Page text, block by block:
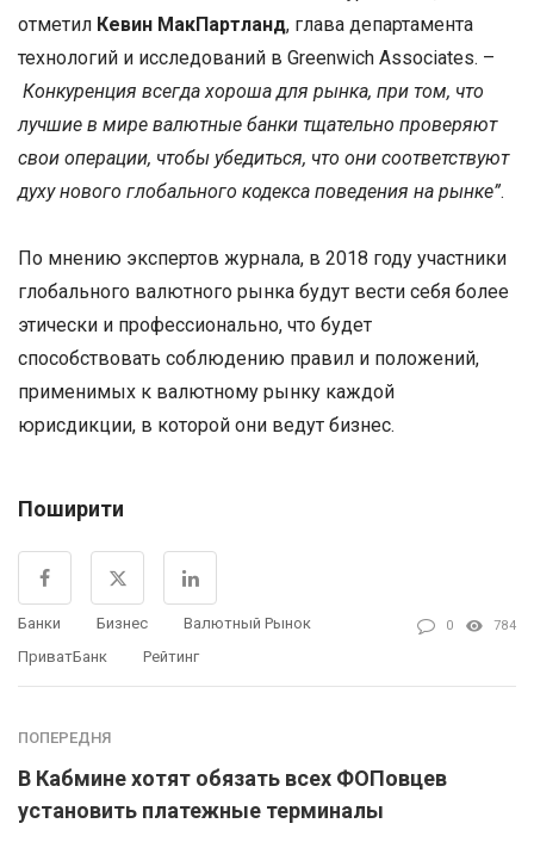
отметил Кевин МакПартланд, глава департамента
технологий и исследований в Greenwich Associates. –
Конкуренция всегда хороша для рынка, при том, что
лучшие в мире валютные банки тщательно проверяют
свои операции, чтобы убедиться, что они соответствуют
духу нового глобального кодекса поведения на рынке”.
По мнению экспертов журнала, в 2018 году участники
глобального валютного рынка будут вести себя более
этически и профессионально, что будет
способствовать соблюдению правил и положений,
применимых к валютному рынку каждой
юрисдикции, в которой они ведут бизнес.
Поширити
Банки Бизнес
Валютный Рынок
ПриватБанк
Рейтинг
0 784
ПОПЕРЕДНЯ
В Кабмине хотят обязать всех ФОПовцев
установить платежные терминалы